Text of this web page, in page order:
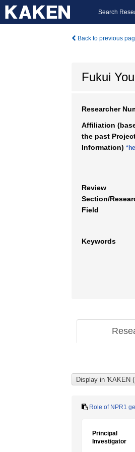
Search
Back to previous
Fukui
Researcher
Affiliation
the past
Information)
Review
Section/
Field
Keywords
Role of NPR1
Principal
Investigator